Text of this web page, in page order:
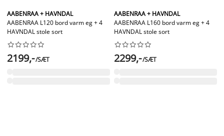
AABENRAA + HAVNDAL
AABENRAA L120 bord varm eg + 4
HAVNDAL stole sort






2199,-/SÆT
AABENRAA + HAVNDAL
AABENRAA L160 bord varm eg + 4
HAVNDAL stole sort






2299,-/SÆT